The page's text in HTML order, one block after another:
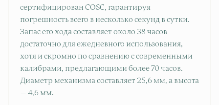
сертифицирован COSC, гарантируя
погрешность всего в несколько секунд в сутки.
Запас его хода составляет около 38 часов —
достаточно для ежедневного использования,
хотя и скромно по сравнению с современными
калибрами, предлагающими более 70 часов.
Диаметр механизма составляет 25,6 мм, а высота
— 4,6 мм.